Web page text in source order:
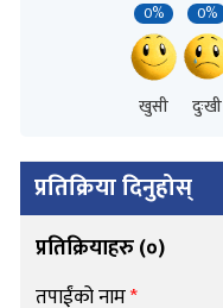
0%
खुसी
0%
दुःखी
प्रतिक्रिया दिनुहोस्
प्रतिक्रियाहरु (०)
तपाईंको नाम*